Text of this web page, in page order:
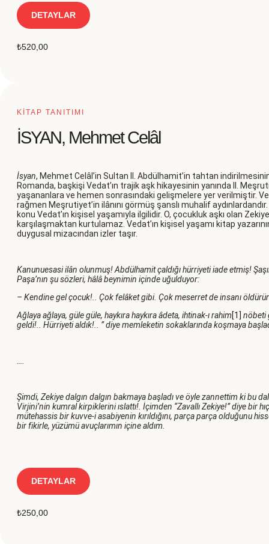
zaferi taçlandırıyordu. Türk Milleti için bir son ve yeni bir
Mütarekeleri, bugüne kadar bazı eserlerde tam metin olarak
kitap, bu iki mütarekeye ait İngilizlerin bizzat tuttukları zabıtların
etmektedir.
DETAYLAR
₺520,00
KİTAP TANITIMI
İSYAN, Mehmet Celâl
İsyan, Mehmet Celâl’in Sultan II. Abdülhamit’in tahtan
Romanda, başkişi Vedat’ın trajik aşk hikayesinin yanında II.
yaşananlara ve hemen sonrasındaki gelişmelere yer verilmiştir.
rağmen Meşrutiyet’in ilânını görmüş şanslı muhalif
konu Vedat’ın kişisel yaşamıyla ilgilidir. O, çocukluk aşkı olan
karşılaşmaktan kurtulamaz. Vedat’ın kişisel yaşamı kitap
duygusal mizacından izler taşır.
Kanunuesasi ilân olunmuş! Abdülhamit çaldığı hürriyeti iade etmiş!
Paşa’nın şu sözleri, hâlâ beynimin içinde uğulduyor:
– Kendine gel çocuk!.. Çok felâket gibi. Çok meserret de insanı
Ağlaya ağlaya, güle güle, haykıra haykıra âdeta, ihtinak-ı rahim[1] nöbeti
geldi!.. Hürriyeti aldık!.. ” diye memleketin sokaklarında koşmaya
….
Şimdi, Zekiye dalgın dalgın bakmaya başladı ve öyle zannettim ki bu
Virjini’nin kumral kirpiklerini ıslattı!. İçimden “Zavallı Zekiye!” diye bir
mütehassis bir kuvve-i asabiyenin kırıldığını, parça parça olduğunu
bir fikirle, yüzümü avuçlarımın içine aldım.
DETAYLAR
₺250,00